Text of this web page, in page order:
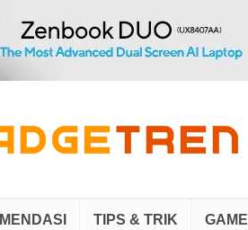
TIPS & TRIK GAME